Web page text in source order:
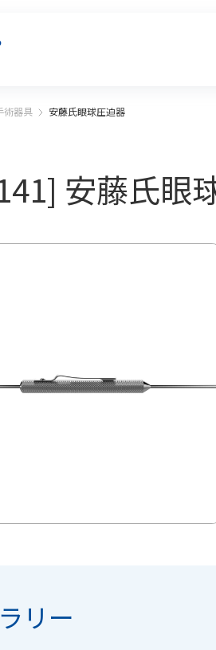
術器具 安藤氏眼球圧迫器
安藤氏眼
リー